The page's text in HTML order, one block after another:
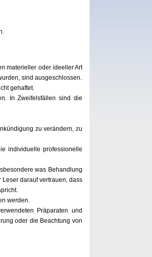
materieller oder ideeller Art
sind ausgeschlossen.
gehaftet.
In Zweifelsfällen sind die
zu verändern, zu
individuelle professionelle
was Behandlung
darauf vertrauen, dass
werden.
Präparaten und
oder die Beachtung von